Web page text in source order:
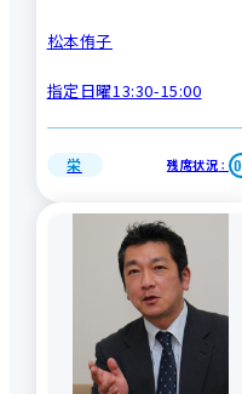
松本侑子
指定日曜13:30-15:00
栄 残席状況 ：